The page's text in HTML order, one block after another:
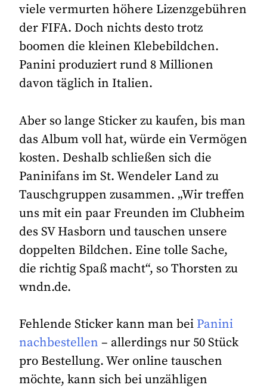
viele vermurten höhere Lizenzgebühren
der FIFA. Doch nichts desto trotz
boomen die kleinen Klebebildchen.
Panini produziert rund 8 Millionen
davon täglich in Italien.
Aber so lange Sticker zu kaufen, bis man
das Album voll hat, würde ein Vermögen
kosten. Deshalb schließen sich die
Paninifans im St. Wendeler Land zu
Tauschgruppen zusammen. „Wir treffen
uns mit ein paar Freunden im Clubheim
des SV Hasborn und tauschen unsere
doppelten Bildchen. Eine tolle Sache,
die richtig Spaß macht“, so Thorsten zu
wndn.de.
Fehlende Sticker kann man bei Panini
nachbestellen – allerdings nur 50 Stück
pro Bestellung. Wer online tauschen
möchte, kann sich bei unzähligen